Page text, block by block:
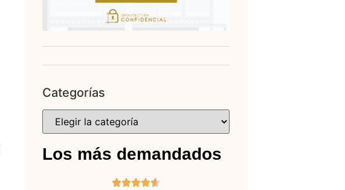
Categorías
Los más demandados
